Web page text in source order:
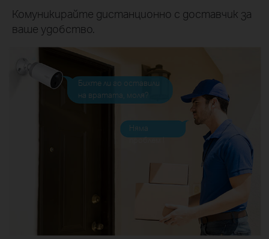
Комуникирайте дистанционно с доставчик за
ваше удобство.
Бихте ли го оставили
на вратата, моля?
Няма
проблем !